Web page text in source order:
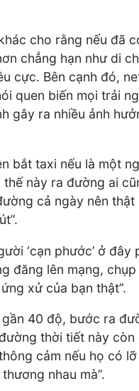
cho rằng nếu đã
chẳng hạn như di
cực. Bên cạnh đó,
quen biến mọi trải
gây ra nhiều ảnh
bắt taxi nếu là một
này ra đường ai
cả ngày nên
‘cạn phước’ ở
đăng lên mạng,
xử của bạn thật”.
40 độ, bước ra
thời tiết này
cảm nếu họ có
nhau mà”.